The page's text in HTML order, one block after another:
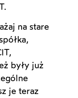
na stare
były już
je teraz